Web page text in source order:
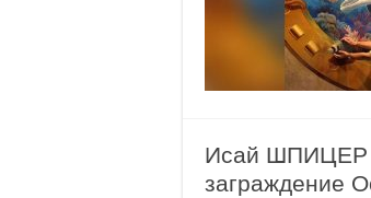
Исай ШПИЦЕР |
заграждение